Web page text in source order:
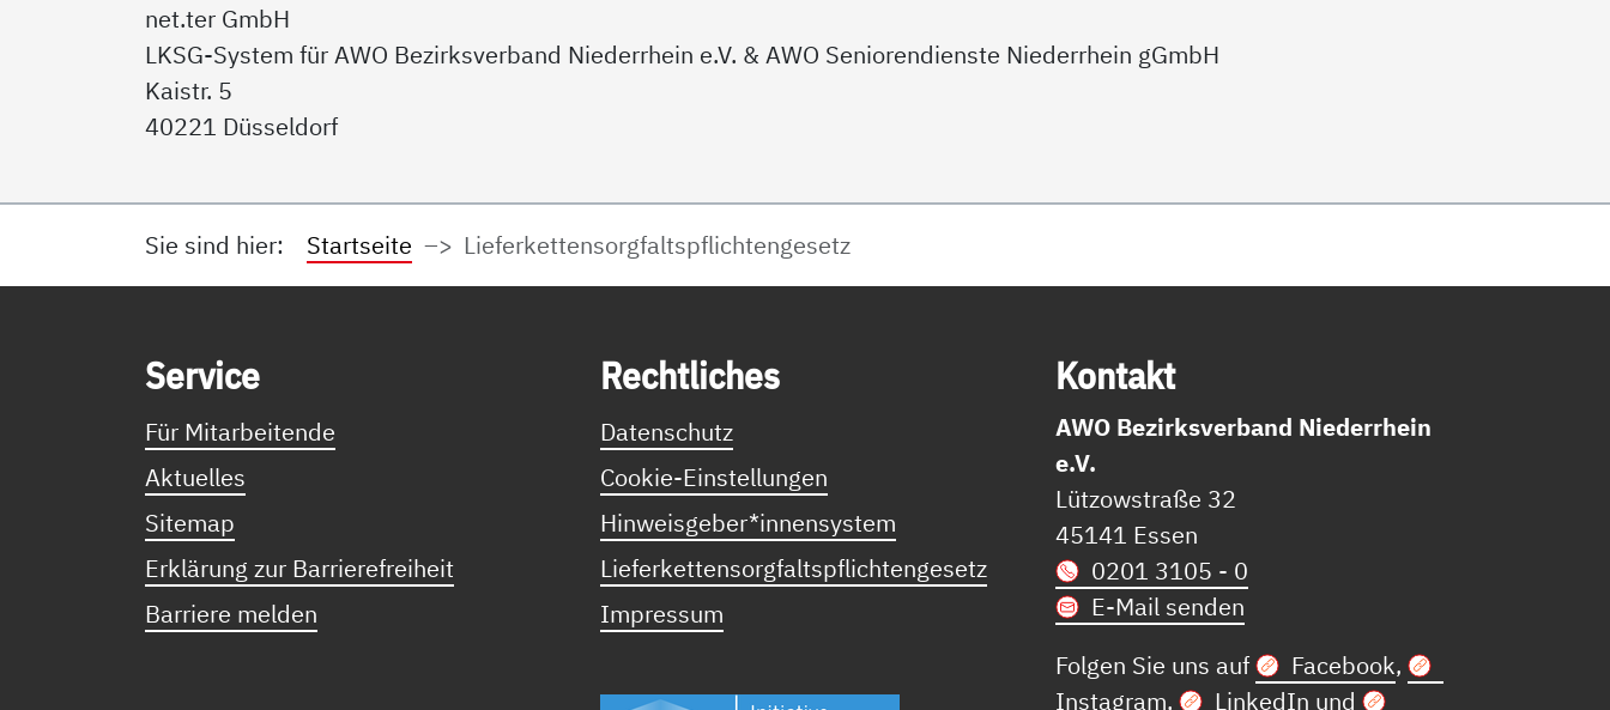
net.ter GmbH
LKSG-System für AWO Bezirksverband Niederrhein e.V. & AWO Seniorendienste Niederrhein gGmbH
Kaistr. 5
40221 Düsseldorf
Sie sind hier: Startseite Lieferkettensorgfaltspflichtengesetz
Ser­vice
Für Mitarbeitende
Aktuelles
Sitemap
Erklärung zur Barrierefreiheit
Barriere melden
Recht­li­ches
Datenschutz
Cookie-Einstellungen
Hinweisgeber*innensystem
Lieferkettensorgfaltspflichtengesetz
Impressum
Kon­takt
AWO Bezirksverband Niederrhein
e.V.
Lützowstraße 32
45141 Essen
0201 3105 - 0
E-Mail senden
Folgen Sie uns auf
Facebook,
Instagram, LinkedIn und